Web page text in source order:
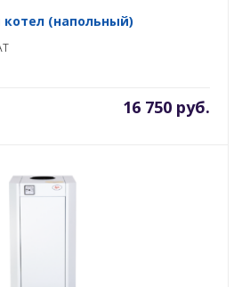
котел (напольный)
16 750 руб.